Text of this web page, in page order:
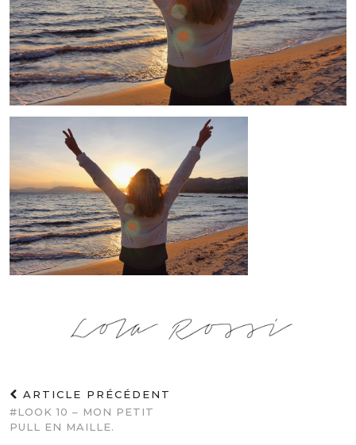
ARTICLE PRÉCÉDENT
#LOOK 10 – MON PETIT
PULL EN MAILLE.